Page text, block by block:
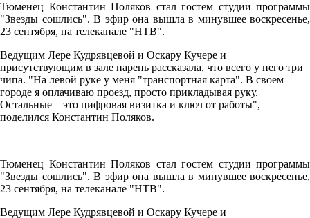
Тюменец Константин Поляков стал гостем студии программы
"Звезды сошлись". В эфир она вышла в минувшее воскресенье,
23 сентября, на телеканале "НТВ".
Ведущим Лере Кудрявцевой и Оскару Кучере и
присутствующим в зале парень рассказала, что всего у него три
чипа. "На левой руке у меня "транспортная карта". В своем
городе я оплачиваю проезд, просто прикладывая руку.
Остальные – это цифровая визитка и ключ от работы", –
поделился Константин Поляков.
Тюменец Константин Поляков стал гостем студии программы
"Звезды сошлись". В эфир она вышла в минувшее воскресенье,
23 сентября, на телеканале "НТВ".
Ведущим Лере Кудрявцевой и Оскару Кучере и